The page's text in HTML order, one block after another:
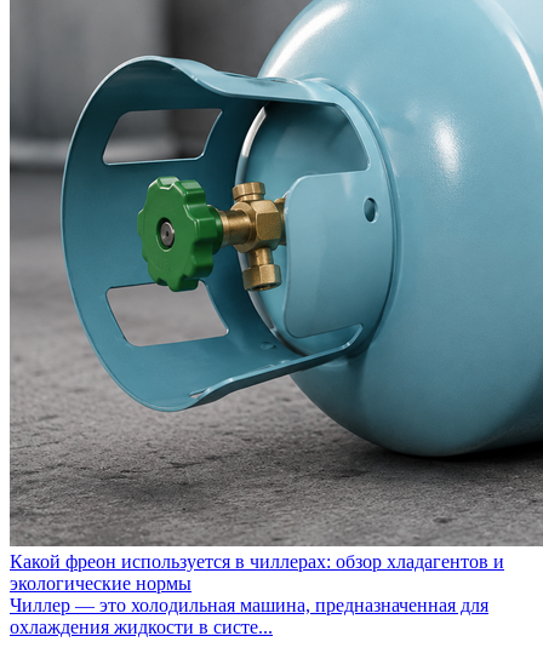
Какой фреон используется в чиллерах: обзор хладагентов и
экологические нормы
Чиллер — это холодильная машина, предназначенная для
охлаждения жидкости в систе...